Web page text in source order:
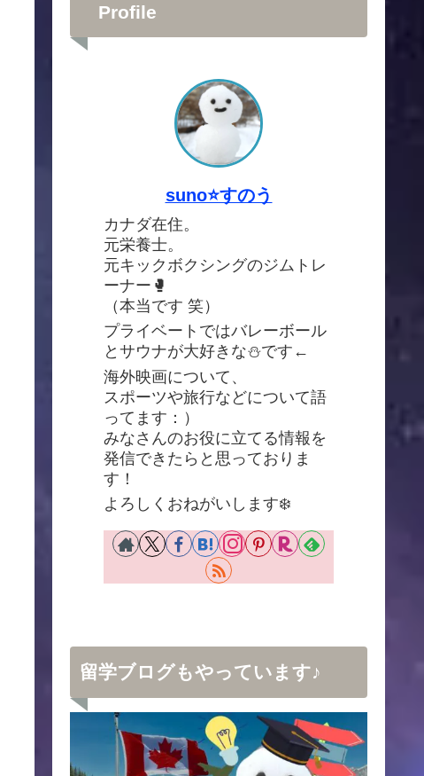
Profile
suno⭐️すのう
カナダ在住。
元栄養士。
元キックボクシングのジムトレ
ーナー🥊
（本当です 笑）
プライベートではバレーボール
とサウナが大好きな⛄️です←
海外映画について、
スポーツや旅行などについて語
ってます：）
みなさんのお役に立てる情報を
発信できたらと思っておりま
す！
よろしくおねがいします❄️
留学ブログもやっています♪